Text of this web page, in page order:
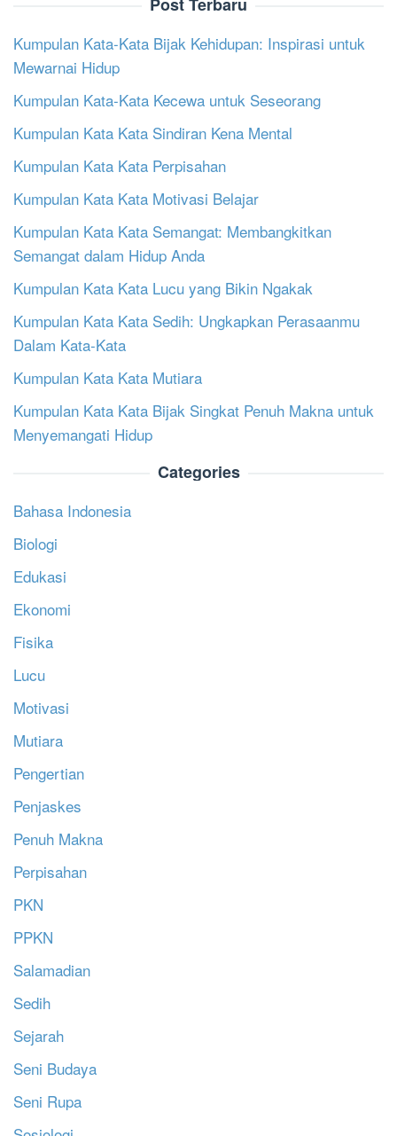
Kumpulan Kata-Kata Bijak Kehidupan: Inspirasi untuk
Mewarnai Hidup
Kumpulan Kata-Kata Kecewa untuk Seseorang
Kumpulan Kata Kata Sindiran Kena Mental
Kumpulan Kata Kata Perpisahan
Kumpulan Kata Kata Motivasi Belajar
Kumpulan Kata Kata Semangat: Membangkitkan
Semangat dalam Hidup Anda
Kumpulan Kata Kata Lucu yang Bikin Ngakak
Kumpulan Kata Kata Sedih: Ungkapkan Perasaanmu
Dalam Kata-Kata
Kumpulan Kata Kata Mutiara
Kumpulan Kata Kata Bijak Singkat Penuh Makna untuk
Menyemangati Hidup
Categories
Bahasa Indonesia
Biologi
Edukasi
Ekonomi
Fisika
Lucu
Motivasi
Mutiara
Pengertian
Penjaskes
Penuh Makna
Perpisahan
PKN
PPKN
Salamadian
Sedih
Sejarah
Seni Budaya
Seni Rupa